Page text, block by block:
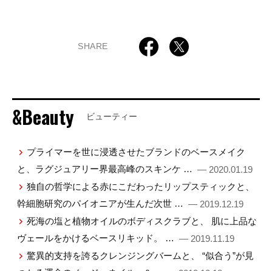
SHARE
&Beauty ビューティー
プライマーを世に浸透させたブランドのベースメイク
と、ラグジュアリー界最高峰のスキンケ … — 2020.01.19
独自の哲学による赤にこだわったリップスティックと、
幹細胞研究のパイオニアが生んだ次世 … — 2019.12.19
死海の塩と植物オイルのボディスクラブと、 肌に上品な
ヴェールをかけるベースリキッド。 … — 2019.11.19
驚異的支持を誇るクレンジングバームと、 “似合う”が見